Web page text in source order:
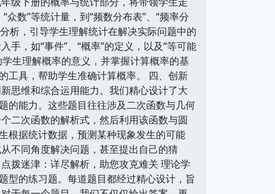
数”等统计量，到“频数分布表”、“频率分
析，引导学生理解统计在解决实际问题中的
，如“事件”、“概率”的定义，以及“等可能
生理解概率的意义，并掌握计算概率的基
工具，帮助学生准确计算概率。 四、创新
思维和综合运用能力。我们精心设计了大
的能力。这些题目往往涉及二次函数与几何
二次函数的解析式，然后利用该函数与圆
根据统计数据，预测某种现象发生的可能
不同角度解决问题，甚至提出自己的猜
拨迷津：详尽解析，助您攻克难关 理论学
型的练习题。每道题目都经过精心设计，旨